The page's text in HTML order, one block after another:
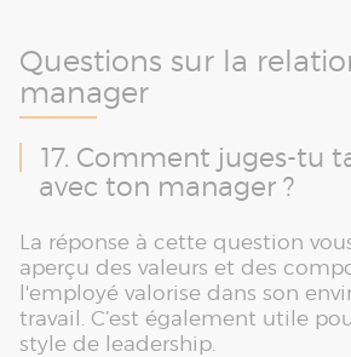
Questions sur la
manager
17. Comment juges-tu
avec ton manager ?
La réponse à cette question
aperçu des valeurs et des
l'employé valorise dans son
travail. C’est également utile
style de leadership.